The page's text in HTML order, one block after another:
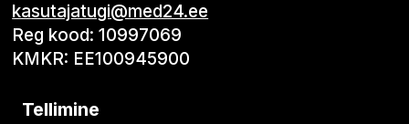
kasutajatugi@med24.ee
Reg kood: 10997069
KMKR: EE100945900
Tellimine